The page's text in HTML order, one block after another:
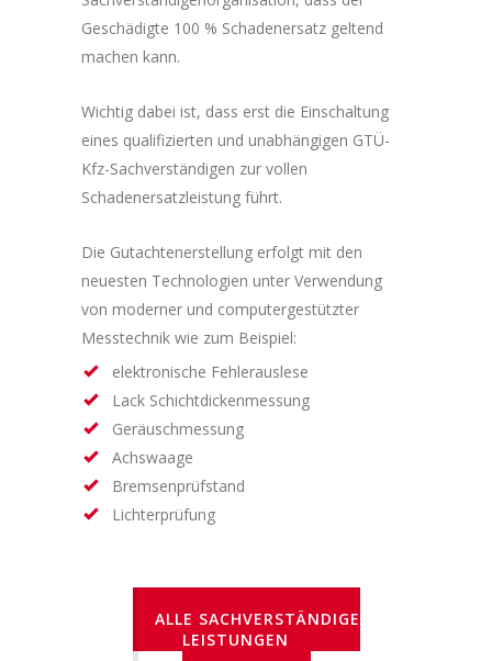
Geschädigte 100 % Schadenersatz geltend
machen kann.
Wichtig dabei ist, dass erst die Einschaltung
eines qualifizierten und unabhängigen GTÜ-
Kfz-Sachverständigen zur vollen
Schadenersatzleistung führt.
Die Gutachtenerstellung erfolgt mit den
neuesten Technologien unter Verwendung
von moderner und computergestützter
Messtechnik wie zum Beispiel:
elektronische Fehlerauslese
Lack Schichtdickenmessung
Geräuschmessung
Achswaage
Bremsenprüfstand
Lichterprüfung
ALLE SACHVERSTÄNDIGE
LEISTUNGEN